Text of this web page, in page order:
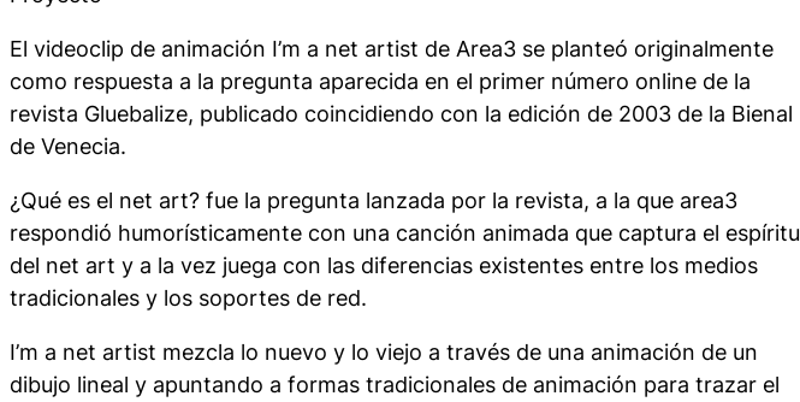
El videoclip de animación I’m a net artist de Area3 se planteó originalmente
como respuesta a la pregunta aparecida en el primer número online de la
revista Gluebalize, publicado coincidiendo con la edición de 2003 de la Bienal
de Venecia.
¿Qué es el net art? fue la pregunta lanzada por la revista, a la que area3
respondió humorísticamente con una canción animada que captura el espíritu
del net art y a la vez juega con las diferencias existentes entre los medios
tradicionales y los soportes de red.
I’m a net artist mezcla lo nuevo y lo viejo a través de una animación de un
dibujo lineal y apuntando a formas tradicionales de animación para trazar el